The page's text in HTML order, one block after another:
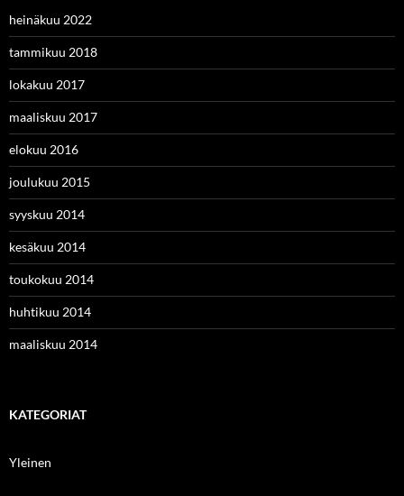
heinäkuu 2022
tammikuu 2018
lokakuu 2017
maaliskuu 2017
elokuu 2016
joulukuu 2015
syyskuu 2014
kesäkuu 2014
toukokuu 2014
huhtikuu 2014
maaliskuu 2014
KATEGORIAT
Yleinen